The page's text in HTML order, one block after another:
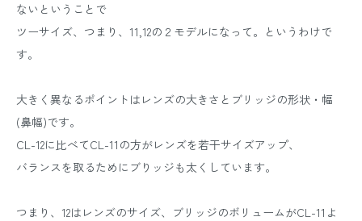
ないということで
ツーサイズ、つまり、11,12の２モデルになって。というわけで
す。
大きく異なるポイントはレンズの大きさとブリッジの形状・幅
(鼻幅)です。
CL-12に比べてCL-11の方がレンズを若干サイズアップ、
バランスを取るためにブりッジも太くしています。
つまり、12はレンズのサイズ、ブリッジのボリュームがCL-11よ